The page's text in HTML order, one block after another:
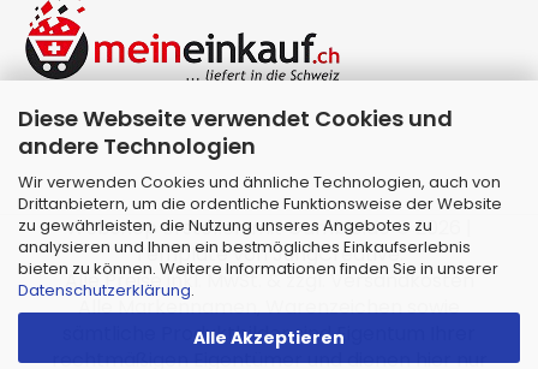
Diese Webseite verwendet Cookies und
andere Technologien
Wir verwenden Cookies und ähnliche Technologien, auch von
Drittanbietern, um die ordentliche Funktionsweise der Website
zu gewährleisten, die Nutzung unseres Angebotes zu
analysieren und Ihnen ein bestmögliches Einkaufserlebnis
bieten zu können. Weitere Informationen finden Sie in unserer
Datenschutzerklärung.
Alle Akzeptieren
Webshop erstellenmit Gambio.de © 2026 |
Template vonJungCreative.
Alle Preise inkl. MwSt. & zzgl. Versandkosten
Alle Markennamen, Warenzeichen sowie
sämtliche Produktbilder sind Eigentum Ihrer
rechtmäßigen Eigentümer und dienen hier nur